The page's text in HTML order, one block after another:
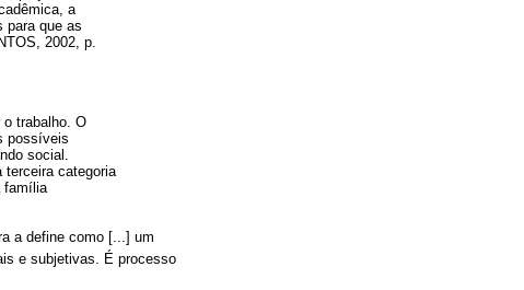
a
para que as
2002, p.
o trabalho. O
possíveis
social.
terceira categoria
família
a define como [...] um
e subjetivas. É processo